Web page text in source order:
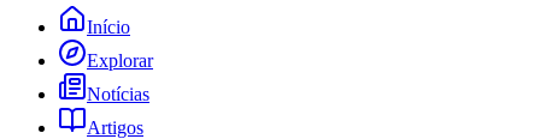
Início
Explorar
Notícias
Artigos